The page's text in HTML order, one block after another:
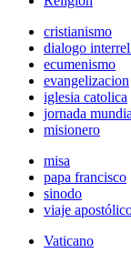
cristianismo
dialogo
ecumenismo
evangelizacion
iglesia catolica
jornada
misionero
misa
papa francisco
sinodo
viaje
Vaticano